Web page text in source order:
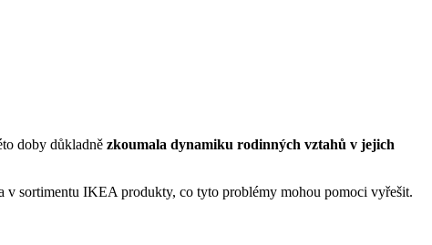
doby důkladně zkoumala dynamiku rodinných vztahů v jejich
v sortimentu IKEA produkty, co tyto problémy mohou pomoci vyřešit.